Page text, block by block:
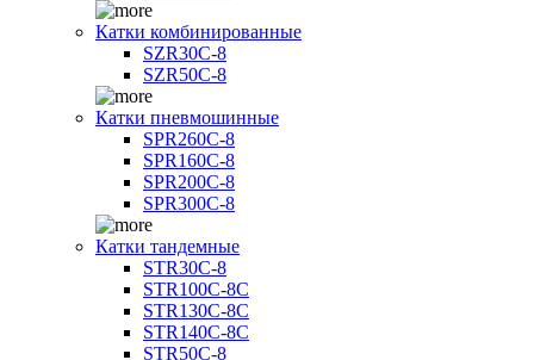
Катки комбинированные
SZR30C-8
SZR50C-8
Катки пневмошинные
SPR260C-8
SPR160C-8
SPR200C-8
SPR300C-8
Катки тандемные
STR30C-8
STR100C-8С
STR130C-8С
STR140C-8С
STR50C-8